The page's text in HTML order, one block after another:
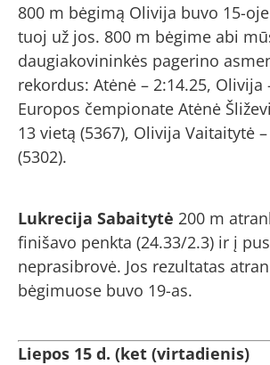
800 m bėgimą Olivija buvo 15-
tuoj už jos. 800 m bėgime abi
daugiakovininkės pagerino
rekordus: Atėnė – 2:14.25, Olivija
Europos čempionate Atėnė
13 vietą (5367), Olivija Vaitaitytė
(5302).
Lukrecija Sabaitytė 200 m
finišavo penkta (24.33/2.3) ir į
neprasibrovė. Jos rezultatas
bėgimuose buvo 19-as.
Liepos 15 d. (ket (virtadienis)